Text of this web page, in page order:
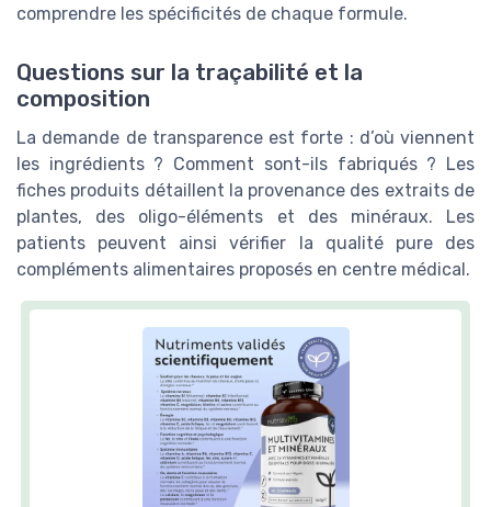
comprendre les spécificités de chaque formule.
Questions sur la traçabilité et la
composition
La demande de transparence est forte : d’où viennent
les ingrédients ? Comment sont-ils fabriqués ? Les
fiches produits détaillent la provenance des extraits de
plantes, des oligo-éléments et des minéraux. Les
patients peuvent ainsi vérifier la qualité pure des
compléments alimentaires proposés en centre médical.